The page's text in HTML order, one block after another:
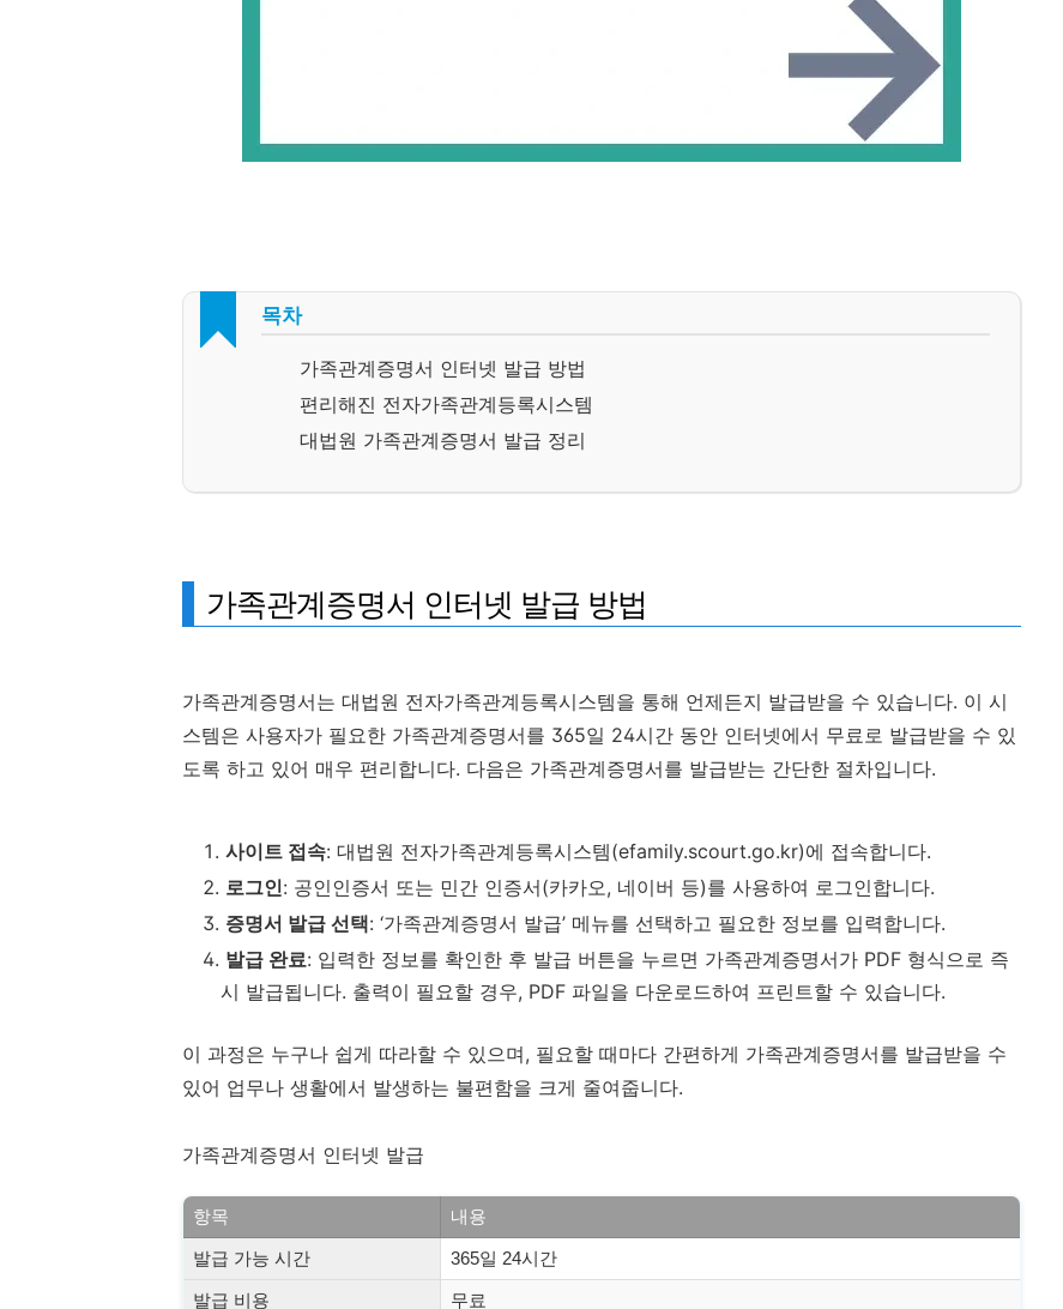
목차
가족관계증명서 인터넷 발급 방법
편리해진 전자가족관계등록시스템
대법원 가족관계증명서 발급 정리
가족관계증명서 인터넷 발급 방법
가족관계증명서는 대법원 전자가족관계등록시스템을 통해 언제든지 발급받을 수 있습니다. 이 시
스템은 사용자가 필요한 가족관계증명서를 365일 24시간 동안 인터넷에서 무료로 발급받을 수 있
도록 하고 있어 매우 편리합니다. 다음은 가족관계증명서를 발급받는 간단한 절차입니다.
사이트 접속: 대법원 전자가족관계등록시스템(efamily.scourt.go.kr)에 접속합니다.
로그인: 공인인증서 또는 민간 인증서(카카오, 네이버 등)를 사용하여 로그인합니다.
증명서 발급 선택: ‘가족관계증명서 발급’ 메뉴를 선택하고 필요한 정보를 입력합니다.
발급 완료: 입력한 정보를 확인한 후 발급 버튼을 누르면 가족관계증명서가 PDF 형식으로 즉
시 발급됩니다. 출력이 필요할 경우, PDF 파일을 다운로드하여 프린트할 수 있습니다.
이 과정은 누구나 쉽게 따라할 수 있으며, 필요할 때마다 간편하게 가족관계증명서를 발급받을 수
있어 업무나 생활에서 발생하는 불편함을 크게 줄여줍니다.
가족관계증명서 인터넷 발급
항목 내용
발급 가능 시간 365일 24시간
발급 비용 무료